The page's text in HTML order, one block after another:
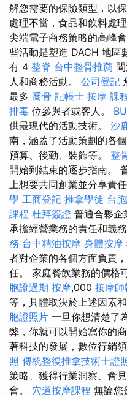
解您需要的保險類型，以
處理不當，食品和飲料處
尖端電子商務策略的高峰
些活動是塑造 DACH 地區
有 4 整脊 台中整骨推薦
人和商務活動。 公司登記
最多 喬骨 記帳士 按摩 課
排毒 位參與者或客人。
供最現代的活動技術。 沙
南，涵蓋了活動策劃的各
預算、後勤、裝飾等。 整
開始到結束的逐步指南。
上想要共同創業並分享責
學 工商登記 推拿學徒 台
課程 杜拜簽證 普通合夥企
承擔經營業務的責任和義
務 台中精油按摩 身體按摩
者對企業的各個方面負責
任。 家庭餐飲業務的價
胞證過期 按摩,000 按摩師
等，具體取決於上述因素
胞證照片 一旦你想清楚了
弊，你就可以開始寫你的
著科技的發展，數位行銷
照 傳統整復推拿技術士證
策略、獲得行業洞察、會
會。 穴道按摩課程 無論您